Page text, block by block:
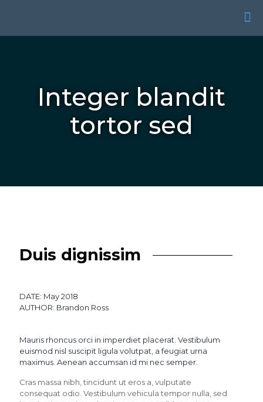
Integer blandit
tortor sed
Duis dignissim
DATE: May 2018
AUTHOR: Brandon Ross
Mauris rhoncus orci in imperdiet placerat. Vestibulum
euismod nisl suscipit ligula volutpat, a feugiat urna
maximus. Aenean accumsan id mi nec semper.
Cras massa nibh, tincidunt ut eros a, vulputate
consequat odio. Vestibulum vehicula tempor nulla, sed